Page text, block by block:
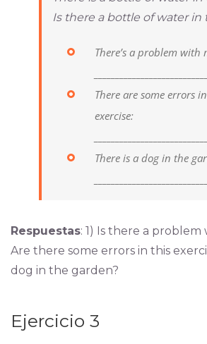
Is there a bottle of water in
There’s a problem with
There are some errors
exercise:
There is a dog in the
Respuestas: 1) Is there a problem
Are there some errors in this
dog in the garden?
Ejercicio 3